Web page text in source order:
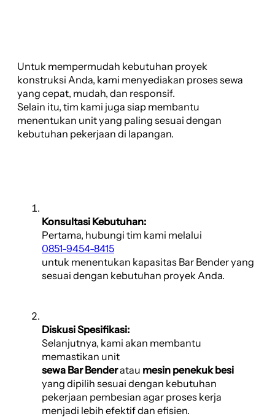
Untuk mempermudah kebutuhan proyek
konstruksi Anda, kami menyediakan proses sewa
yang cepat, mudah, dan responsif.
Selain itu, tim kami juga siap membantu
menentukan unit yang paling sesuai dengan
kebutuhan pekerjaan di lapangan.
Konsultasi Kebutuhan:
Pertama, hubungi tim kami melalui
0851-9454-8415
untuk menentukan kapasitas Bar Bender yang
sesuai dengan kebutuhan proyek Anda.
Diskusi Spesifikasi:
Selanjutnya, kami akan membantu
memastikan unit
sewa Bar Benderatau mesin penekuk besi
yang dipilih sesuai dengan kebutuhan
pekerjaan pembesian agar proses kerja
menjadi lebih efektif dan efisien.